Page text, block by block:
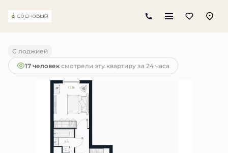
2-комнатная 5 900 000 руб.
С лоджией
17 человексмотрели эту квартиру за 24 часа